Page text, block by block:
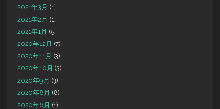
2021年3月 (1)
2021年2月 (1)
2021年1月 (5)
2020年12月 (7)
2020年11月 (3)
2020年10月 (3)
2020年9月 (3)
2020年8月 (8)
2020年6月 (1)